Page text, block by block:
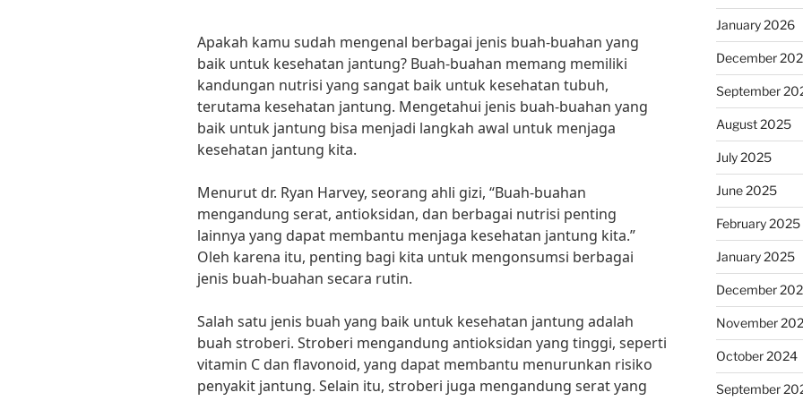
Apakah kamu sudah mengenal berbagai jenis buah-buahan yang
baik untuk kesehatan jantung? Buah-buahan memang memiliki
kandungan nutrisi yang sangat baik untuk kesehatan tubuh,
terutama kesehatan jantung. Mengetahui jenis buah-buahan yang
baik untuk jantung bisa menjadi langkah awal untuk menjaga
kesehatan jantung kita.
Menurut dr. Ryan Harvey, seorang ahli gizi, “Buah-buahan
mengandung serat, antioksidan, dan berbagai nutrisi penting
lainnya yang dapat membantu menjaga kesehatan jantung kita.”
Oleh karena itu, penting bagi kita untuk mengonsumsi berbagai
jenis buah-buahan secara rutin.
Salah satu jenis buah yang baik untuk kesehatan jantung adalah
buah stroberi. Stroberi mengandung antioksidan yang tinggi, seperti
vitamin C dan flavonoid, yang dapat membantu menurunkan risiko
penyakit jantung. Selain itu, stroberi juga mengandung serat yang
January 2026
December
September
August 2025
July 2025
June 2025
February 2025
January 2025
December
November
October 2024
September